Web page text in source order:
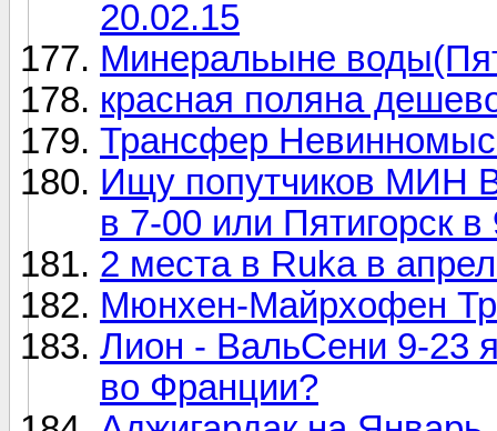
20.02.15
Минеральыне
красная поляна
Трансфер
Ищу попутчиков МИН
в 7-00 или Пятигорск в
2 места в Ruka в
Мюнхен-Майрхофен
Лион - ВальСени 9-23
во Франции?